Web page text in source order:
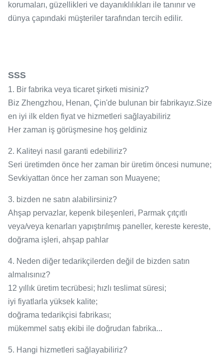
korumaları, güzellikleri ve dayanıklılıkları ile tanınır ve
dünya çapındaki müşteriler tarafından tercih edilir.
SSS
1. Bir fabrika veya ticaret şirketi misiniz?
Biz Zhengzhou, Henan, Çin'de bulunan bir fabrikayız.Size
en iyi ilk elden fiyat ve hizmetleri sağlayabiliriz
Her zaman iş görüşmesine hoş geldiniz
2. Kaliteyi nasıl garanti edebiliriz?
Seri üretimden önce her zaman bir üretim öncesi numune;
Sevkiyattan önce her zaman son Muayene;
3. bizden ne satın alabilirsiniz?
Ahşap pervazlar, kepenk bileşenleri, Parmak çıtçıtlı
veya/veya kenarları yapıştırılmış paneller, kereste kereste,
doğrama işleri, ahşap pahlar
4. Neden diğer tedarikçilerden değil de bizden satın
almalısınız?
12 yıllık üretim tecrübesi; hızlı teslimat süresi;
iyi fiyatlarla yüksek kalite;
doğrama tedarikçisi fabrikası;
mükemmel satış ekibi ile doğrudan fabrika...
5. Hangi hizmetleri sağlayabiliriz?